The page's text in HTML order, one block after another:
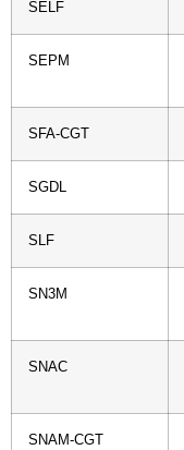
SELF
SEPM
SFA-CGT
SGDL
SLF
SN3M
SNAC
SNAM-CGT